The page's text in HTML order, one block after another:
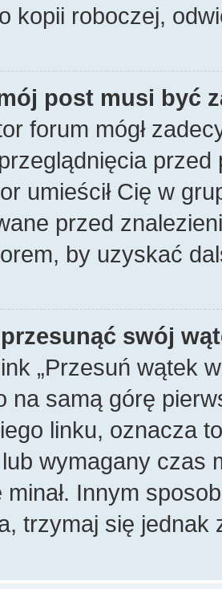
kopii roboczej,
post musi być
forum mógł
umieścił Cię w
przed
by uzyskać
swój
„Przesuń wątek
na samą górę
linku, oznacza
lub wymagany czas
minał. Innym
trzymaj się jednak